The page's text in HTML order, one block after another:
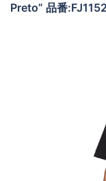
Preto” 品番